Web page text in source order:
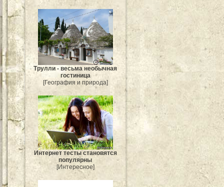
Трулли - весьма необычная
гостиница
[География и природа]
Интернет тесты становятся
популярны
[Интересное]